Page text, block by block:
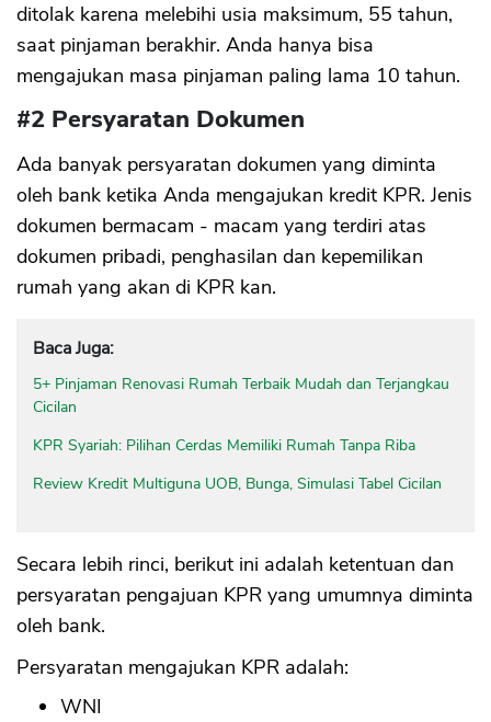
ditolak karena melebihi usia maksimum, 55 tahun,
saat pinjaman berakhir. Anda hanya bisa
mengajukan masa pinjaman paling lama 10 tahun.
#2 Persyaratan Dokumen
Ada banyak persyaratan dokumen yang diminta
oleh bank ketika Anda mengajukan kredit KPR. Jenis
dokumen bermacam - macam yang terdiri atas
dokumen pribadi, penghasilan dan kepemilikan
rumah yang akan di KPR kan.
Baca Juga:
5+ Pinjaman Renovasi Rumah Terbaik Mudah dan Terjangkau
Cicilan
KPR Syariah: Pilihan Cerdas Memiliki Rumah Tanpa Riba
Review Kredit Multiguna UOB, Bunga, Simulasi Tabel Cicilan
Secara lebih rinci, berikut ini adalah ketentuan dan
persyaratan pengajuan KPR yang umumnya diminta
oleh bank.
Persyaratan mengajukan KPR adalah:
WNI